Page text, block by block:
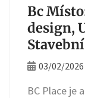
Bc
design,
03/02/2026
BC Place je